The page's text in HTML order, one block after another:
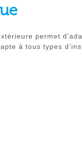
permet
à tous types